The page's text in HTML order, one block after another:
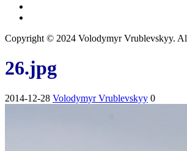
Copyright © 2024 Volodymyr Vrublevskyy.
26.jpg
2014-12-28 Volodymyr Vrublevskyy 0